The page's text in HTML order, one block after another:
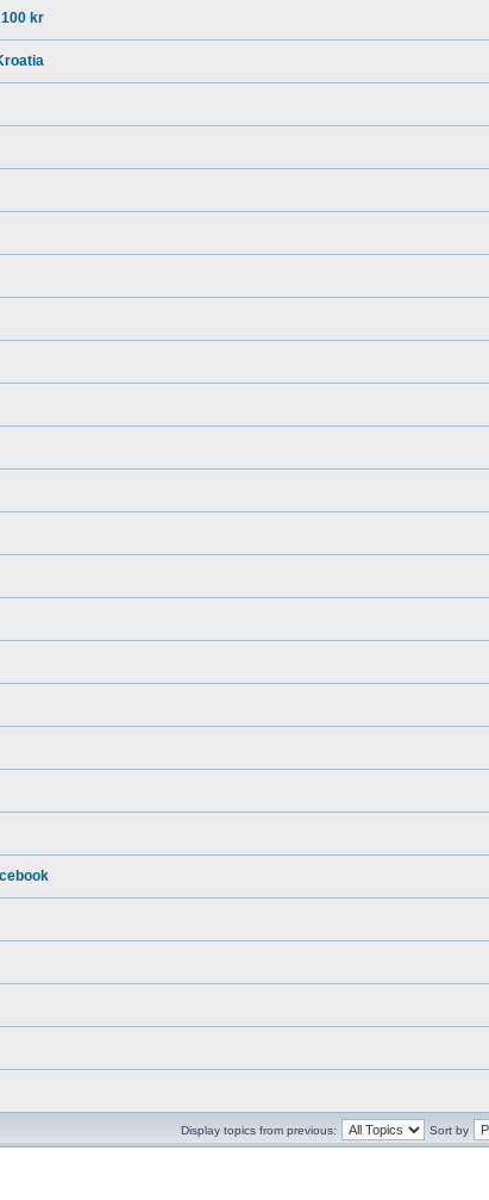
kr
Display topics from previous: Sort by